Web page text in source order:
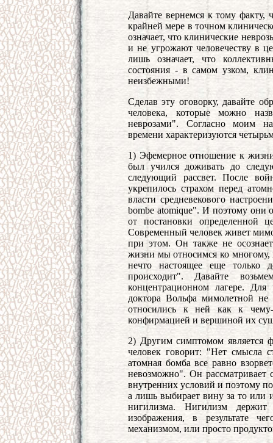
Давайте вернемся к тому факту,
крайней мере в точном
означает, что клинические
и не угрожают человечеству в
лишь означает, что
состояния - в самом узком,
неизбежными!
Сделав эту оговорку, давайте
человека, которые можно
неврозами". Согласно моим
времени характеризуются
1) Эфемерное отношение к
был учился доживать до
следующий рассвет. После
укрепилось страхом перед
власти средневекового
bombe atomique". И поэтому они
от постановки определенной
Современный человек живет
при этом. Он также не
жизни мы относимся ко многому,
нечто настоящее еще только
происходит". Давайте
концентрационном лагере.
доктора Вольфа мимолетной
относились к ней как к
конфирмацией и вершиной их
2) Другим симптомом является
человек говорит: "Нет смысла
атомная бомба все равно
невозможно". Он рассматривает
внутренних условий и поэтому
а лишь выбирает вину за то или
нигилизма. Нигилизм
изображения, в результате
механизмом, или просто